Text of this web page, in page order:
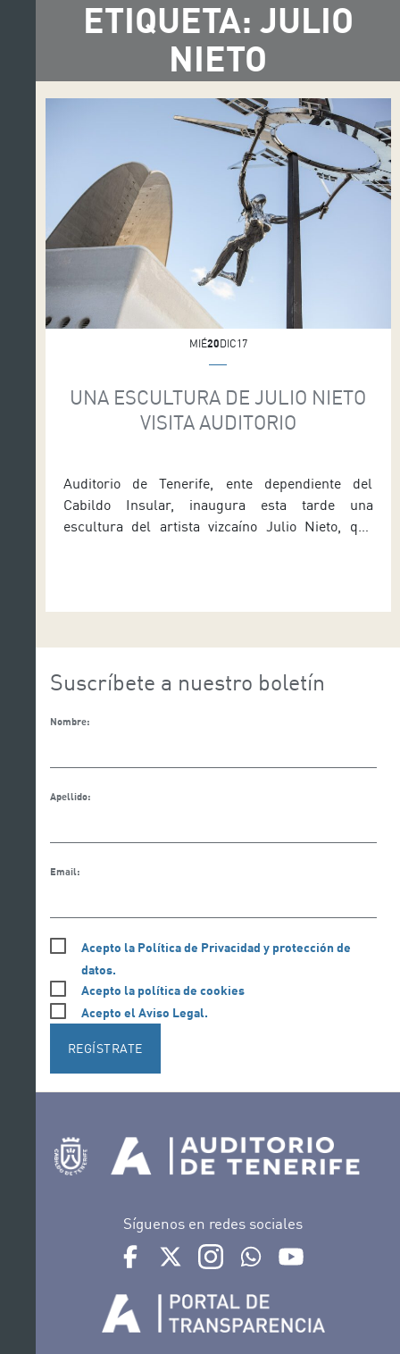
ETIQUETA: JULIO
NIETO
MIÉ20DIC17
UNA ESCULTURA DE JULIO NIETO
VISITA AUDITORIO
Auditorio de Tenerife, ente dependiente del
Cabildo Insular, inaugura esta tarde una
escultura del artista vizcaíno Julio Nieto, que
planteamos hacia dónde tenemos o queremos ir.
Suscríbete a nuestro boletín
Nombre:
Apellido:
Email:
Acepto la Política de Privacidad y protección de
datos.
Acepto la política de cookies
Acepto el Aviso Legal.
REGÍSTRATE
Síguenos en redes sociales
Ir a perfil de Auditorio de Tenerife en Facebook
Ir a perfil de Auditorio de Tenerife en
Ir a perfil de Auditorio de
Ir al Boletín Whatsapp